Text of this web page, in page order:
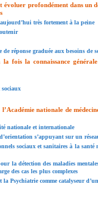
évoluer profondément dans un
très fortement à la peine
réponse graduée aux besoins de
la connaissance générale
sociaux
nationale de
nationale et internationale
s’appuyant sur un
sociaux et sanitaires à la santé
la détection des maladies
des cas les plus complexes
Psychiatrie comme catalyseur